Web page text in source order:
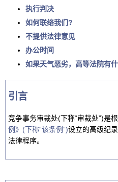
执行判决
如何联络我们?
不提供法律意见
办公时间
如果天气恶劣，高等法院有什
引言
竞争事务审裁处(下称“审裁处”)是
例》(下称“该条例”)设立的高级纪
法律程序。